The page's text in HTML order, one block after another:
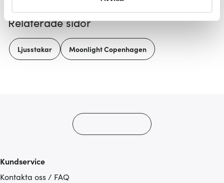
ska anpassas efter det som vi tror att du tycker om. Det
gör också att vi kan analysera vår trafik och göra
Relaterade sidor
Ljusstakar Moonlight Copenhagen
Kundservice
Kontakta oss / FAQ